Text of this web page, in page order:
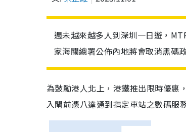
週未越來越多人到深圳一日遊，
家海關總署公佈內地將會取消黑碼
為鼓勵港人北上，港鐵推出限時優惠
入閘前憑八達通到指定車站之數碼服